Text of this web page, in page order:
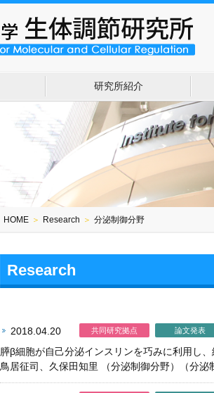
研究所紹介
HOME ＞ Research ＞ 分泌制御分野
Research
2018.04.20 共同研究拠点 論文発表
膵β細胞が自己分泌インスリンを巧みに利用し
鳥居征司、久保田知里 （分泌制御分野）（分泌